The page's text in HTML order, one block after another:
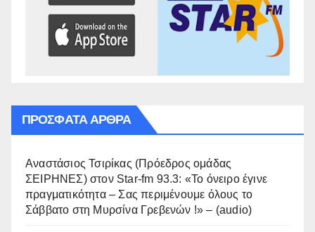
ΠΡΌΣΦΑΤΑ ΆΡΘΡΑ
Αναστάσιος Τσιρίκας (Πρόεδρος ομάδας
ΣΕΙΡΗΝΕΣ) στον Star-fm 93.3: «Το όνειρο έγινε
πραγματικότητα – Σας περιμένουμε όλους το
Σάββατο στη Μυρσίνα Γρεβενών !» – (audio)